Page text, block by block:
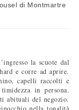
di Montmartre
la scuote dal
e corre ad aprire.
capelli raccolti e
in persona.
abituali del negozio.